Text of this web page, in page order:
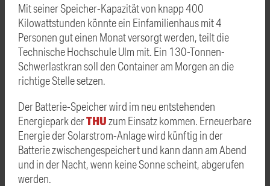
Mit seiner Speicher-Kapazität von knapp 400
Kilowattstunden könnte ein Einfamilienhaus mit 4
Personen gut einen Monat versorgt werden, teilt die
Technische Hochschule Ulm mit. Ein 130-Tonnen-
Schwerlastkran soll den Container am Morgen an die
richtige Stelle setzen.
Der Batterie-Speicher wird im neu entstehenden
Energiepark derTHUzum Einsatz kommen. Erneuerbare
Energie der Solarstrom-Anlage wird künftig in der
Batterie zwischengespeichert und kann dann am Abend
und in der Nacht, wenn keine Sonne scheint, abgerufen
werden.